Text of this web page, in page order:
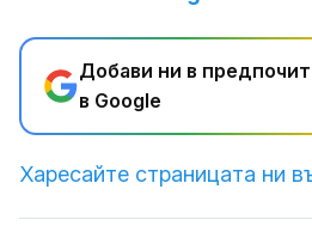
Добави ни в
в Google
Харесайте страницата ни